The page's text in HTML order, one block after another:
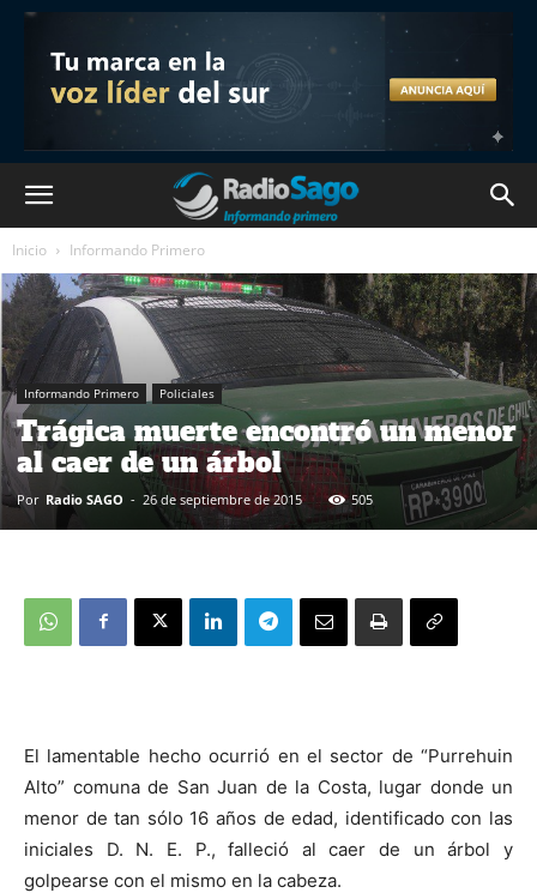
Inicio Informando Primero
Informando Primero Policiales
Trágica muerte encontró un menor
al caer de un árbol
Por Radio SAGO - 26 de septiembre de 2015 505
El lamentable hecho ocurrió en el sector de “Purrehuin
Alto” comuna de San Juan de la Costa, lugar donde un
menor de tan sólo 16 años de edad, identificado con las
iniciales D. N. E. P., falleció al caer de un árbol y
golpearse con el mismo en la cabeza.